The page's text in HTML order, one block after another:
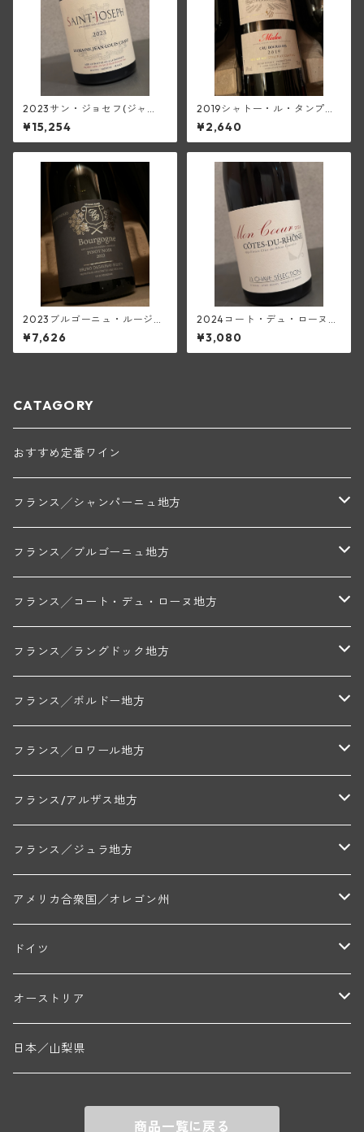
2023サン・ジョセフ(ジャ
ン・ルイ・シャーヴ)
¥15,254
2019シャトー・ル・タンプル
(メドック)
¥2,640
2023ブルゴーニュ・ルージュ
(ブリューノ・デゾネイ・ビセ
イ)
¥7,626
2024コート・デュ・ローヌ・
モン・クール(ジャン・ルイ・
シャーヴ・セレクション)
¥3,080
CATAGORY
おすすめ定番ワイン
フランス╱シャンパーニュ地方
モンターニュ・ド・ランス
トリシェ・ディディエ
コート・デ・ブラン
ミッシェル・ジュネ
フランス╱ブルゴーニュ地方
シャブリ地区
プティ・ポンティニィ(シャブリ)
アラン・マティアス(トネロワ)
コート・ド・ニュイ地区
クロード・デュガ(ジュヴレ・シャンベルタン)
セラファン・ペール・エ・フィス(ジュヴレ・シャンベルタン)
エマニュエル・ルジェ(フラジェ・エシェゾー)
ニコラ・ルジェ(フラジェ・エシェゾー)
コート・ド・ボーヌ地区
フランソワーズ・ジャニアール(ペルナン・ヴェルジュレス)
マルキ・ダンジェルヴィル(ヴォルネー)
ドニ・ペール・エ・フィス(ペルナン・ヴェルジュレス)
コント・ラフォン(ムルソー)
フランソワ・ミクルスキ(ムルソー)
コート・シャロネーズ地区
ロワイエ(コート・デュ・クーショワ)
A&Pド・ヴィレーヌ(ブーズロン)
マコネ地区
マンシア・ポンセ(シャントレ)
ボージョレ地区
フランク・ジュイヤール(ジュリエナ)
ギイ・ブルトン(モルゴン)
フランス╱コート・デュ・ローヌ地方
北部地区
ジャン・ルイ・シャーヴ(エルミタージュ)
ジャン・ルイ・シャーヴ・セレクション(エルミタージュ)
南部地区
ル・ヴュー・ドンジョン(シャトーヌフ・デュ・パプ)
シャトー・ライヤ(シャトーヌフ・デュ・パプ)
フランス╱ラングドック地方
コトー・デュ・ラングドック地区
ド・ロルチュ(ヴァルフローネ)
ヴァン・ド・ペイ・ド・レロー
ムーラン・ド・ガサック
フランス╱ボルドー地方
アントル・ドゥー・メール地区
シャトー・レストリーユ
メドック地区
シャトー・ル・タンプル
フランス╱ロワール地方
ペイ・ナンテ地区
デ・オー・ペミオン(ムスカデ)
サントル・ニヴェルネ地区
ディディエ・ダグノー(プイィ・フュメ)
レジス・ミネ(プイィ・フュメ)
トゥーレーヌ地区
ド・ラ・ノブレ(シノン)
フランス/アルザス地方
ロリー・ガスマン
フランス／ジュラ地方
アルボワ
ペリカン
アメリカ合衆国／オレゴン州
ウィラメット・ヴァレー
ニコラ・ジェイ
ドイツ
ラインガウ
ゲオルグ・ブロイヤー
フランケン
オーストリア
テルメンレギオン
日本／山梨県
商品一覧に戻る